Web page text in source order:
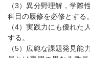
（3）異分野理解，学際
科目の履修を必修とする。
（4）実践力にも優れた
する。
（5）広範な課題発見能